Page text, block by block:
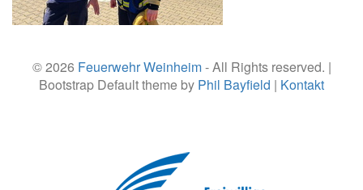
© 2026 Feuerwehr Weinheim- All Rights reserved. |
Bootstrap Default theme by Phil Bayfield | Kontakt